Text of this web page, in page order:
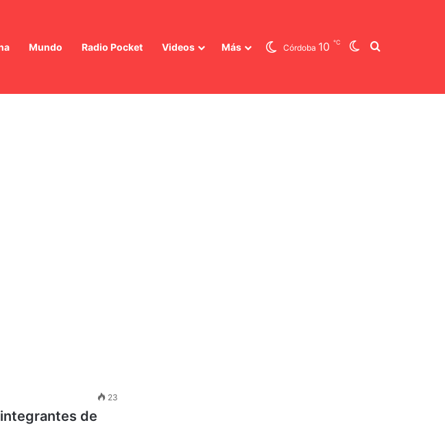
Mundo Radio Pocket Videos Más Córdoba 10 ℃ Switch skin
Buscar
Histórico en Colombia
23
de